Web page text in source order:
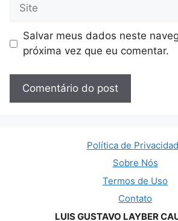
Salvar meus dados neste
próxima vez que eu comentar.
Política de
Sobre Nós
Termos de Uso
Contato
LUIS GUSTAVO LAYBER